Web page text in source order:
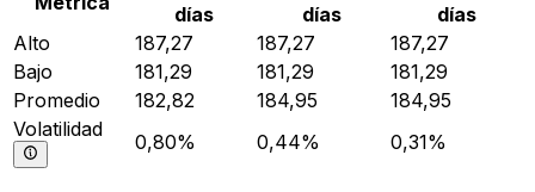
días
días
días
Alto
187,27 187,27
187,27
Bajo
181,29 181,29
181,29
Promedio
182,82 184,95
184,95
Volatilidad
0,80% 0,44% 0,31%